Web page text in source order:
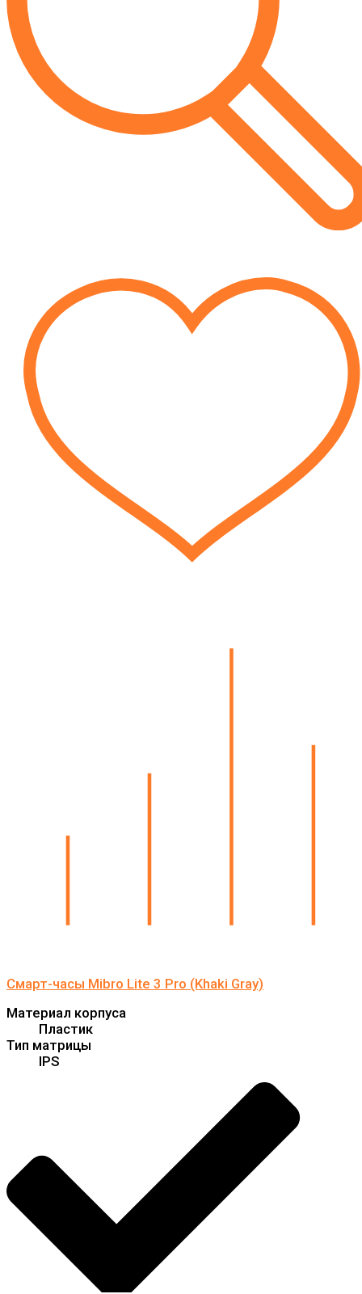
Смарт-часы Mibro Lite 3 Pro (Khaki Gray)
Материал корпуса
Пластик
Тип матрицы
IPS